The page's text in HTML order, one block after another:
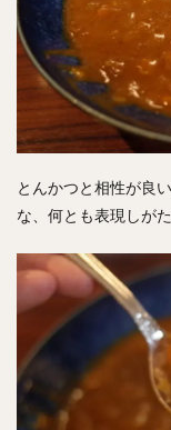
とんかつと相性が良
な、何とも表現しが